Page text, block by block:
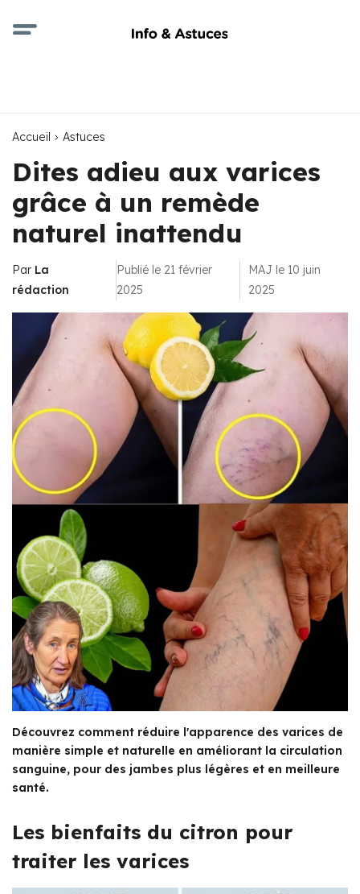
Accueil Astuces
Dites adieu aux varices
grâce à un remède
naturel inattendu
Par La
rédaction
Publié le 21 février
2025
MAJ le 10 juin
2025
Découvrez comment réduire l'apparence des varices de
manière simple et naturelle en améliorant la circulation
sanguine, pour des jambes plus légères et en meilleure
santé.
Les bienfaits du citron pour
traiter les varices